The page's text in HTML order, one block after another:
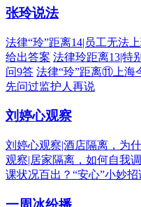
张玲说法
法律“玲”距离14|员工无法
给出答案 法律玲距离13|特
问9答 法律“玲”距离⑪上海
先问过监护人再说
刘婷心观察
刘婷心观察|酒店隔离，为
观察|居家隔离，如何自我
课状况百出？“安心”小妙